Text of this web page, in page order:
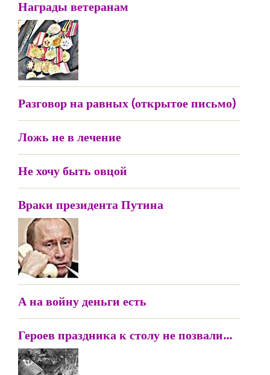
Награды ветеранам
Разговор на равных (открытое письмо)
Ложь не в лечение
Не хочу быть овцой
Враки президента Путина
А на войну деньги есть
Героев праздника к столу не позвали...